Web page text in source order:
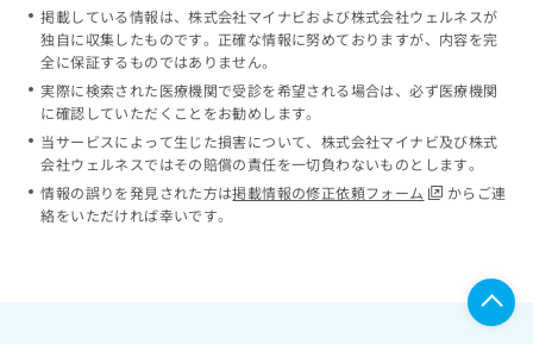
掲載している情報は、株式会社マイナビおよび株式会社ウェルネスが
独自に収集したものです。正確な情報に努めておりますが、内容を完
全に保証するものではありません。
実際に検索された医療機関で受診を希望される場合は、必ず医療機関
に確認していただくことをお勧めします。
当サービスによって生じた損害について、株式会社マイナビ及び株式
会社ウェルネスではその賠償の責任を一切負わないものとします。
情報の誤りを発見された方は掲載情報の修正依頼フォーム
からご連
絡をいただければ幸いです。